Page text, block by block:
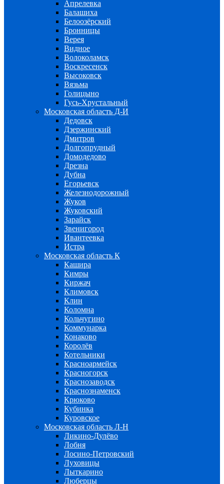
Апрелевка
Балашиха
Белоозёрский
Бронницы
Верея
Видное
Волоколамск
Воскресенск
Высоковск
Вязьма
Голицыно
Гусь-Хрустальный
Московская область Д-И
Дедовск
Дзержинский
Дмитров
Долгопрудный
Домодедово
Дрезна
Дубна
Егорьевск
Железнодорожный
Жуков
Жуковский
Зарайск
Звенигород
Ивантеевка
Истра
Московская область К
Кашира
Кимры
Киржач
Климовск
Клин
Коломна
Кольчугино
Коммунарка
Конаково
Королёв
Котельники
Красноармейск
Красногорск
Краснозаводск
Краснознаменск
Крюково
Кубинка
Куровское
Московская область Л-Н
Ликино-Дулёво
Лобня
Лосино-Петровский
Луховицы
Лыткарино
Люберцы